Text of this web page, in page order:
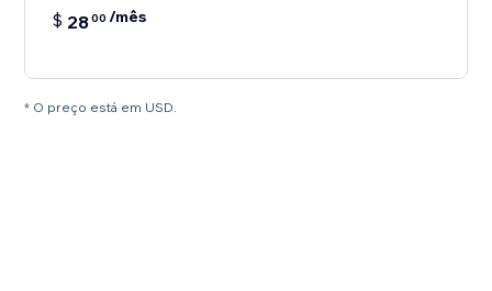
$ 2800 /mês
* O preço está em USD.